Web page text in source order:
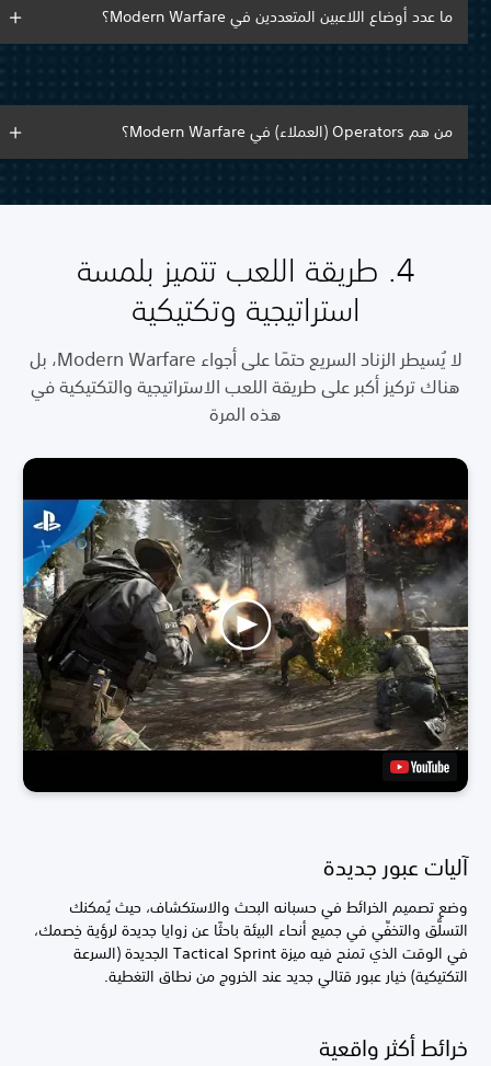
ما عدد أوضاع اللاعبين المتعددين في Modern Warfare؟
من هم Operators (العملاء) في Modern Warfare؟
4. طريقة اللعب تتميز بلمسة
استراتيجية وتكتيكية
لا يُسيطر الزناد السريع حتمًا على أجواء Modern Warfare، بل
هناك تركيز أكبر على طريقة اللعب الاستراتيجية والتكتيكية في
هذه المرة
آليات عبور جديدة
وضع تصميم الخرائط في حسبانه البحث والاستكشاف، حيث يُمكنك
التسلُّق والتخفِّي في جميع أنحاء البيئة باحثًا عن زوايا جديدة لرؤية خِصمك،
في الوقت الذي تمنح فيه ميزة Tactical Sprint الجديدة (السرعة
التكتيكية) خيار عبور قتالي جديد عند الخروج من نطاق التغطية.
خرائط أكثر واقعية